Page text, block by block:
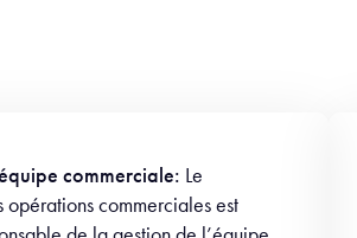
commerciale: Le
opérations commerciales est